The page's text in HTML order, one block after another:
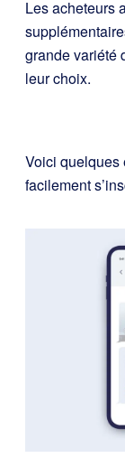
Les acheteurs
grande variété
leur choix.
Voici quelques
facilement